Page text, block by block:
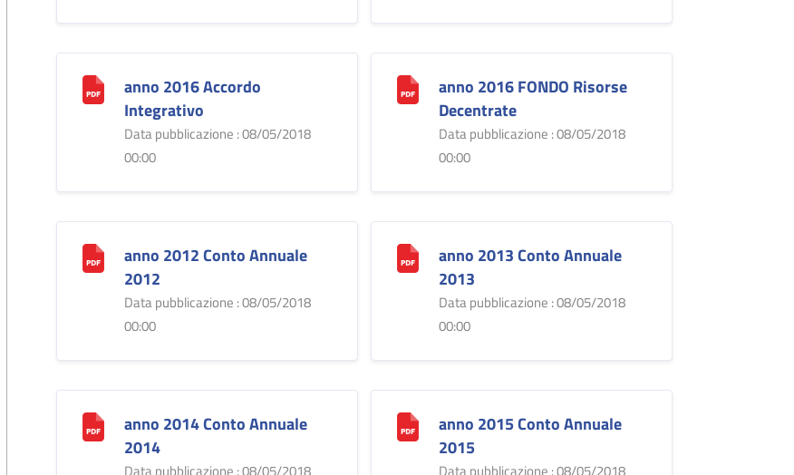
anno 2016 Accordo
Integrativo
Data pubblicazione : 08/05/2018
00:00
anno 2016 FONDO Risorse
Decentrate
Data pubblicazione : 08/05/2018
00:00
anno 2012 Conto Annuale
2012
Data pubblicazione : 08/05/2018
00:00
anno 2013 Conto Annuale
2013
Data pubblicazione : 08/05/2018
00:00
anno 2014 Conto Annuale
2014
anno 2015 Conto Annuale
2015